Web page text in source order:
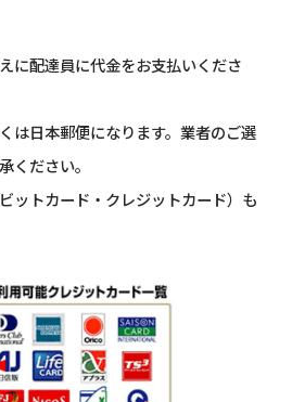
に配達員に代金をお支払いくださ
は日本郵便になります。業者のご選
ください。
ットカード・クレジットカード）も